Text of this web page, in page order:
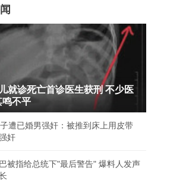
就诊死亡首诊医生获刑 不少医
鸣不平
遭已婚男强奸：被推到床上用皮带
奸
被指给总统下"最后警告" 爆料人发声